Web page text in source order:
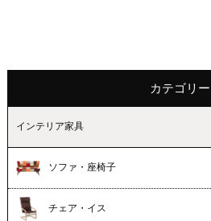
カテゴリー
インテリア家具
ソファ・座椅子
チェア・イス